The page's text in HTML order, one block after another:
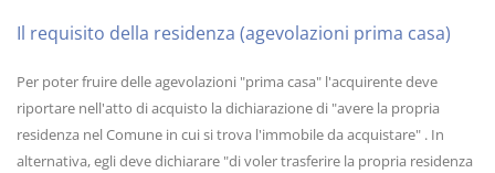
Il requisito della residenza (agevolazioni prima casa)
Per poter fruire delle agevolazioni "prima casa" l'acquirente deve
riportare nell'atto di acquisto la dichiarazione di "avere la propria
residenza nel Comune in cui si trova l'immobile da acquistare" . In
alternativa, egli deve dichiarare "di voler trasferire la propria residenza